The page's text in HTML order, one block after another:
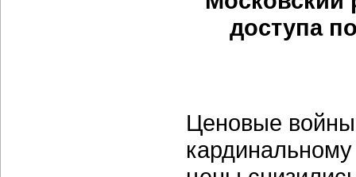
доступа
Ценовые